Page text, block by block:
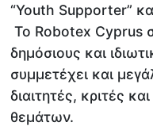
“Youth Supporter”
Το Robotex Cyprus
δημόσιους και
συμμετέχει και
διαιτητές, κριτές
θεμάτων.